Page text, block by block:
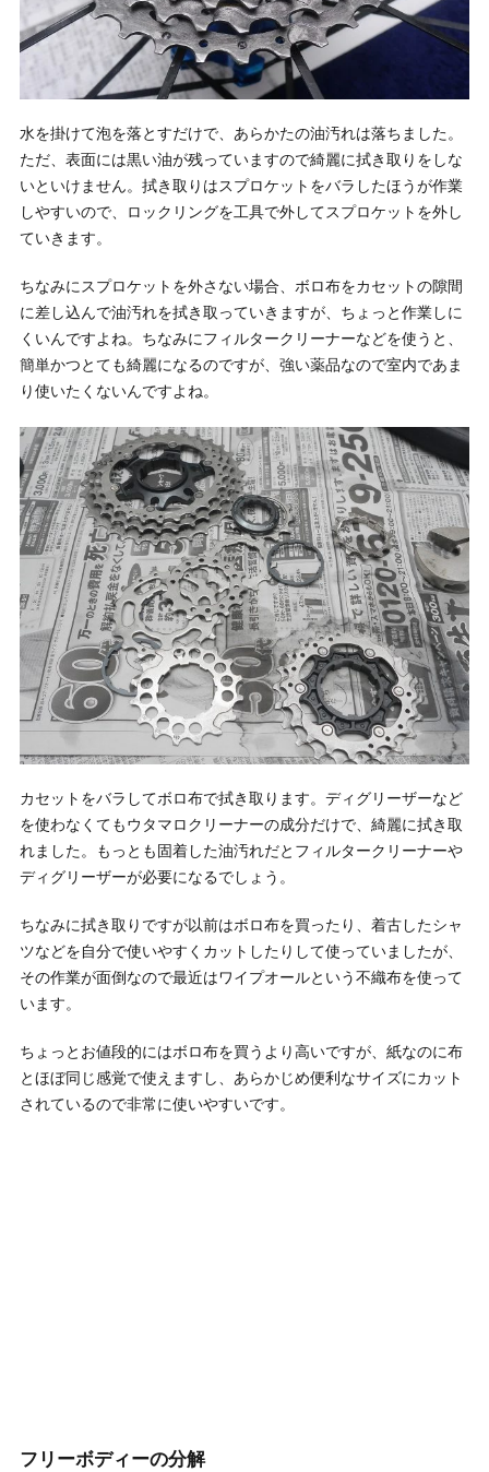
水を掛けて泡を落とすだけで、あらかたの油汚れは落ちました。
ただ、表面には黒い油が残っていますので綺麗に拭き取りをしな
いといけません。拭き取りはスプロケットをバラしたほうが作業
しやすいので、ロックリングを工具で外してスプロケットを外し
ていきます。
ちなみにスプロケットを外さない場合、ボロ布をカセットの隙間
に差し込んで油汚れを拭き取っていきますが、ちょっと作業しに
くいんですよね。ちなみにフィルタークリーナーなどを使うと、
簡単かつとても綺麗になるのですが、強い薬品なので室内であま
り使いたくないんですよね。
カセットをバラしてボロ布で拭き取ります。ディグリーザーなど
を使わなくてもウタマロクリーナーの成分だけで、綺麗に拭き取
れました。もっとも固着した油汚れだとフィルタークリーナーや
ディグリーザーが必要になるでしょう。
ちなみに拭き取りですが以前はボロ布を買ったり、着古したシャ
ツなどを自分で使いやすくカットしたりして使っていましたが、
その作業が面倒なので最近はワイプオールという不織布を使って
います。
ちょっとお値段的にはボロ布を買うより高いですが、紙なのに布
とほぼ同じ感覚で使えますし、あらかじめ便利なサイズにカット
されているので非常に使いやすいです。
フリーボディーの分解